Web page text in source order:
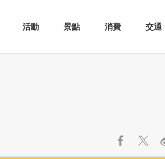
活動 景點 消費 交通